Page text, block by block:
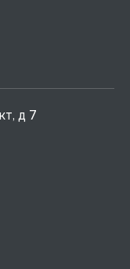
д 7